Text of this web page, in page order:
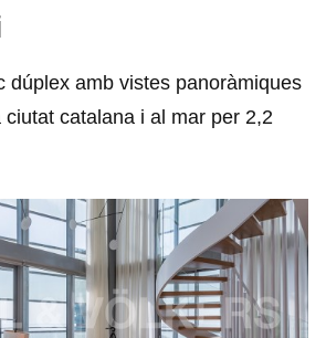
dúplex amb vistes panoràmiques
catalana i al mar per 2,2